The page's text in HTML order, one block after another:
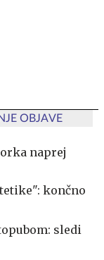
OBJAVE
naprej
končno
sledi